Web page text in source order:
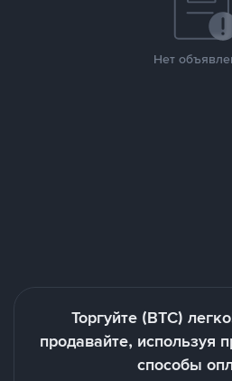
Нет
Торгуйте (BTC)
продавайте, используя
способы